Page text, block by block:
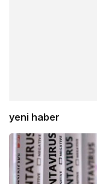
yeni haber